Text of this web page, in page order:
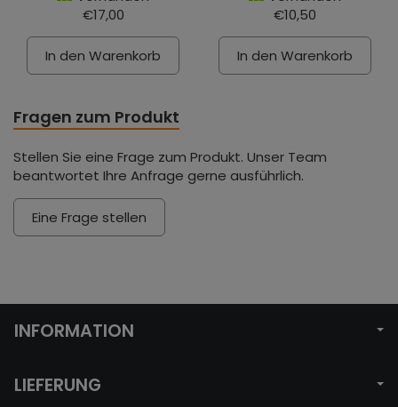
€17,00
In den Warenkorb
€10,50
In den Warenkorb
Fragen zum Produkt
Stellen Sie eine Frage zum Produkt. Unser Team
beantwortet Ihre Anfrage gerne ausführlich.
Eine Frage stellen
INFORMATION
LIEFERUNG